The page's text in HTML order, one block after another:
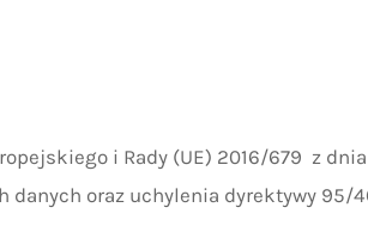
i Rady (UE) 2016/679 z
oraz uchylenia dyrektywy 95/